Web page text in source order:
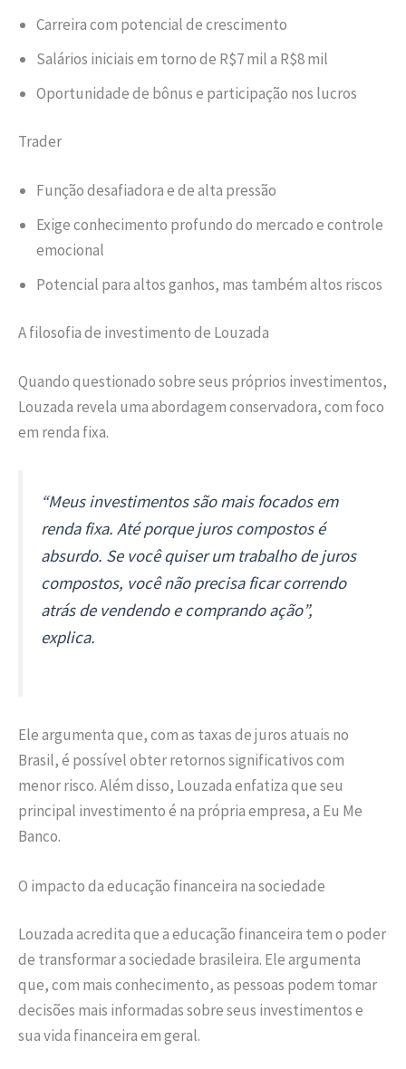
Carreira com potencial de crescimento
Salários iniciais em torno de R$7 mil a R$8 mil
Oportunidade de bônus e participação nos lucros
Trader
Função desafiadora e de alta pressão
Exige conhecimento profundo do mercado e controle
emocional
Potencial para altos ganhos, mas também altos riscos
A filosofia de investimento de Louzada
Quando questionado sobre seus próprios investimentos,
Louzada revela uma abordagem conservadora, com foco
em renda fixa.
“Meus investimentos são mais focados em
renda fixa. Até porque juros compostos é
absurdo. Se você quiser um trabalho de juros
compostos, você não precisa ficar correndo
atrás de vendendo e comprando ação”,
explica.
Ele argumenta que, com as taxas de juros atuais no
Brasil, é possível obter retornos significativos com
menor risco. Além disso, Louzada enfatiza que seu
principal investimento é na própria empresa, a Eu Me
Banco.
O impacto da educação financeira na sociedade
Louzada acredita que a educação financeira tem o poder
de transformar a sociedade brasileira. Ele argumenta
que, com mais conhecimento, as pessoas podem tomar
decisões mais informadas sobre seus investimentos e
sua vida financeira em geral.